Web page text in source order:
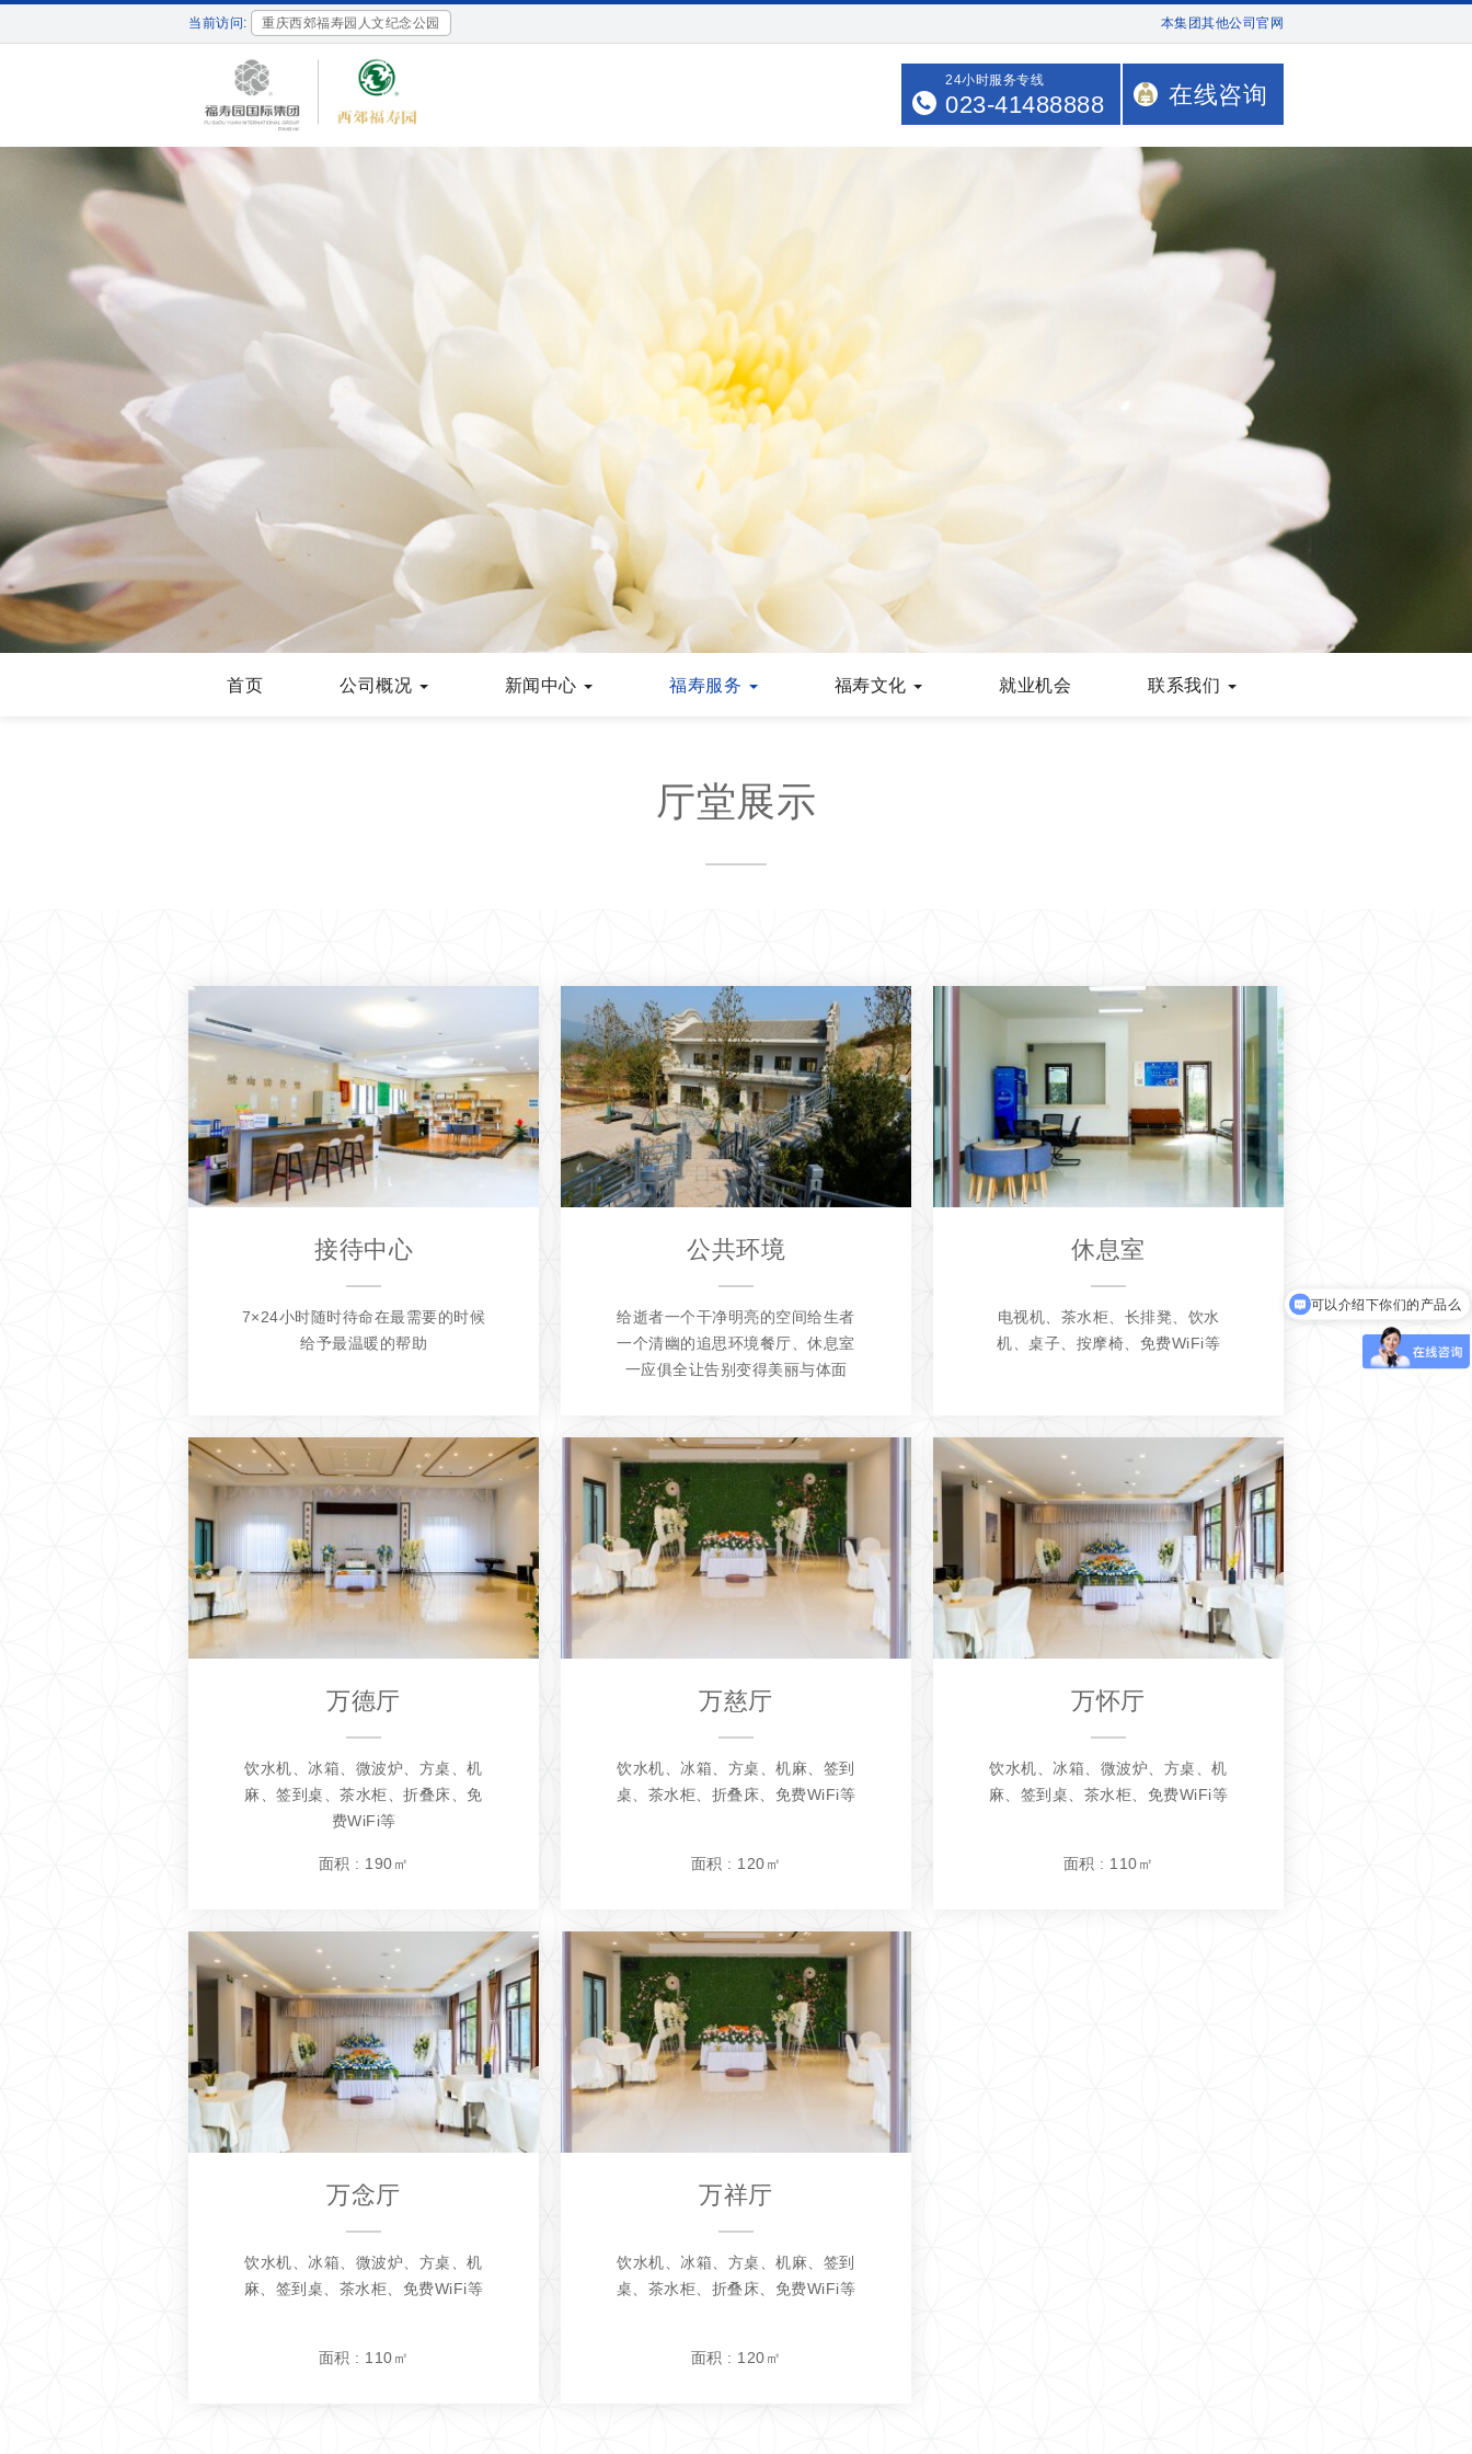
当前访问: 重庆西郊福寿园人文纪念公园 本集团其他公司官网
24小时服务专线
023-41488888 在线咨询
首页 公司概况 新闻中心 福寿服务 福寿文化 就业机会 联系我们
厅堂展示
接待中心
7×24小时随时待命在最需要的时候
给予最温暖的帮助
公共环境
给逝者一个干净明亮的空间给生者
一个清幽的追思环境餐厅、休息室
一应俱全让告别变得美丽与体面
休息室
电视机、茶水柜、长排凳、饮水
机、桌子、按摩椅、免费WiFi等
万德厅
饮水机、冰箱、微波炉、方桌、机
麻、签到桌、茶水柜、折叠床、免
费WiFi等
面积 : 190㎡
万慈厅
饮水机、冰箱、方桌、机麻、签到
桌、茶水柜、折叠床、免费WiFi等
面积 : 120㎡
万怀厅
饮水机、冰箱、微波炉、方桌、机
麻、签到桌、茶水柜、免费WiFi等
面积 : 110㎡
万念厅
饮水机、冰箱、微波炉、方桌、机
麻、签到桌、茶水柜、免费WiFi等
面积 : 110㎡
万祥厅
饮水机、冰箱、方桌、机麻、签到
桌、茶水柜、折叠床、免费WiFi等
面积 : 120㎡
可以介绍下你们的产品么